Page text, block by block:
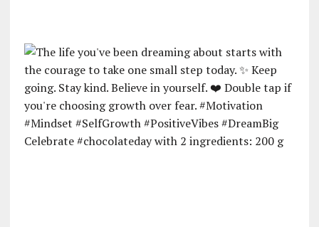
Celebrate #chocolateday with 2 ingredients: 200 g